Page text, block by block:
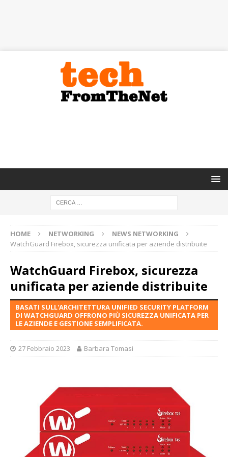
HOME NETWORKING
NEWS NETWORKING
WatchGuard Firebox, sicurezza unificata per aziende distribuite
WatchGuard Firebox, sicurezza
unificata per aziende distribuite
BASATI SULL'ARCHITETTURA UNIFIED SECURITY PLATFORM
DI WATCHGUARD OFFRONO PIÙ SICUREZZA UNIFICATA PER
LE AZIENDE E GESTIONE SEMPLIFICATA.
27 Febbraio 2023 Barbara Tomasi